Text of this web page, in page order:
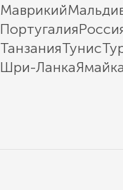
Маврикий
Португалия
ТанзанияТунис
Шри-ЛанкаЯмайка